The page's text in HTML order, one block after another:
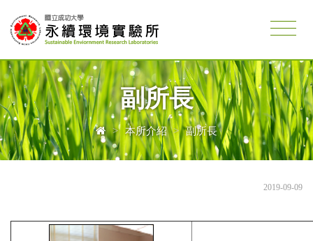
副所長
> 本所介紹 > 副所長
2019-09-09